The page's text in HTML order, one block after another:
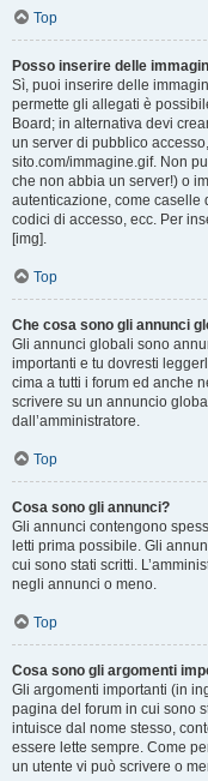
Top
Posso inserire delle
Sì, puoi inserire delle
permette gli allegati è
Board; in alternativa devi
un server di pubblico
sito.com/immagine.gif. Non
che non abbia un server!) o
autenticazione, come caselle
codici di accesso, ecc. Per
[img].
Top
Che cosa sono gli annunci
Gli annunci globali sono
importanti e tu dovresti
cima a tutti i forum ed anche
scrivere su un annuncio
dall’amministratore.
Top
Cosa sono gli annunci?
Gli annunci contengono
letti prima possibile. Gli
cui sono stati scritti.
negli annunci o meno.
Top
Cosa sono gli argomenti
Gli argomenti importanti (in
pagina del forum in cui sono
intuisce dal nome stesso,
essere lette sempre. Come
un utente vi può scrivere o